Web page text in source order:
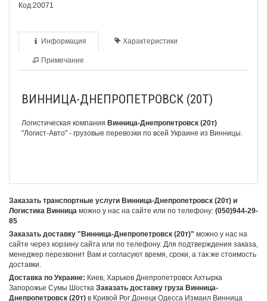
Код:20071
Информация Характеристики
Примечание
ВИННИЦА-ДНЕПРОПЕТРОВСК (20Т)
Логистическая компания Винница-Днепропетровск (20т)
"Логист-Авто" - грузовые перевозки по всей Украине из Винницы.
Заказать транспортные услуги Винница-Днепропетровск (20т) и
Логистика Винница можно у нас на сайте или по телефону: (050)944-29-
85
Заказать доставку "Винница-Днепропетровск (20т)" можно у нас на
сайте через корзину сайта или по телефону. Для подтверждения заказа,
менеджер перезвонит Вам и согласуют время, сроки, а так же стоимость
доставки.
Доставка по Украине: Киев, Харьков Днепропетровск Ахтырка
Запорожье Сумы Шостка Заказать доставку груза Винница-
Днепропетровск (20т) в Кривой Рог Донецк Одесса Измаил Винница